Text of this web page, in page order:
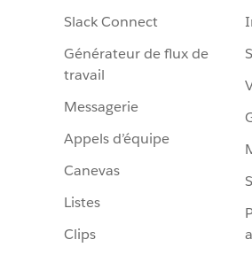
Slack Connect
Générateur de flux de
travail
Messagerie
Appels d’équipe
Canevas
Listes
Clips